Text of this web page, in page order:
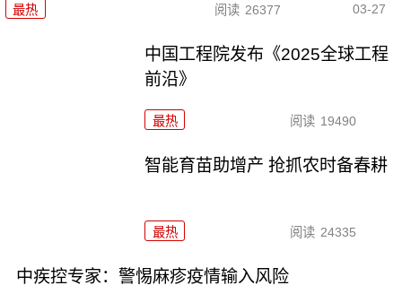
最热 阅读 26377 03-27
中国工程院发布《2025全球工程
前沿》
最热 阅读 19490
智能育苗助增产 抢抓农时备春耕
最热 阅读 24335
中疾控专家：警惕麻疹疫情输入风险